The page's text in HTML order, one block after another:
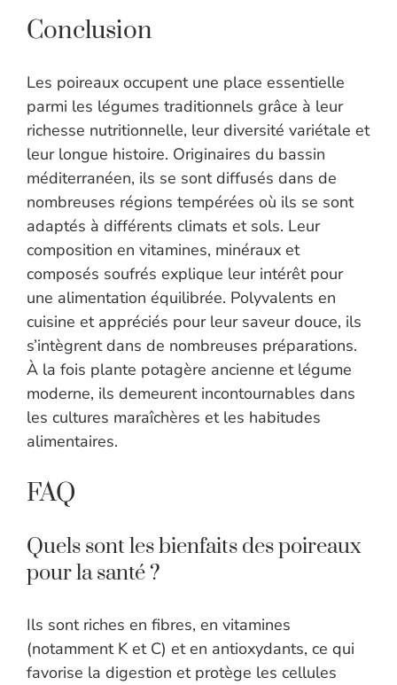
Conclusion
Les poireaux occupent une place essentielle
parmi les légumes traditionnels grâce à leur
richesse nutritionnelle, leur diversité variétale et
leur longue histoire. Originaires du bassin
méditerranéen, ils se sont diffusés dans de
nombreuses régions tempérées où ils se sont
adaptés à différents climats et sols. Leur
composition en vitamines, minéraux et
composés soufrés explique leur intérêt pour
une alimentation équilibrée. Polyvalents en
cuisine et appréciés pour leur saveur douce, ils
s’intègrent dans de nombreuses préparations.
À la fois plante potagère ancienne et légume
moderne, ils demeurent incontournables dans
les cultures maraîchères et les habitudes
alimentaires.
FAQ
Quels sont les bienfaits des poireaux
pour la santé ?
Ils sont riches en fibres, en vitamines
(notamment K et C) et en antioxydants, ce qui
favorise la digestion et protège les cellules